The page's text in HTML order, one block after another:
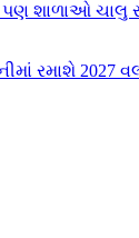
પણ શાળાઓ ચાલુ
રમાશે 2027